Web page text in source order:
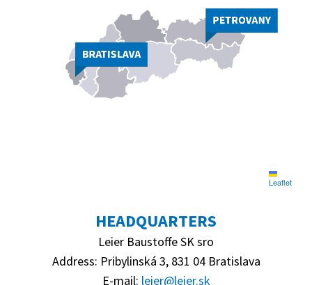
Leaflet
HEADQUARTERS
Leier Baustoffe SK sro
Address: Pribylinská 3, 831 04 Bratislava
E-mail: leier@leier.sk